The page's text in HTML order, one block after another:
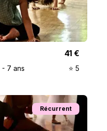
41 €
- 7 ans ⭐️ 5
Récurrent